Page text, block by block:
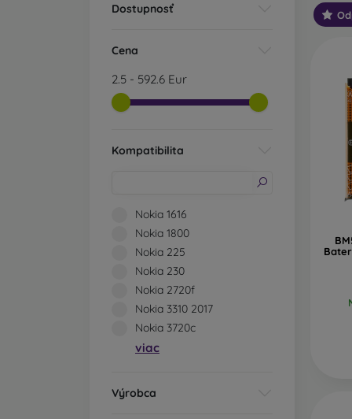
Dostupnosť
Cena
2.5 - 592.6 Eur
Kompatibilita
Nokia 1616
Nokia 1800
Nokia 225
Nokia 230
Nokia 2720f
Nokia 3310 2017
Nokia 3720c
viac
Výrobca